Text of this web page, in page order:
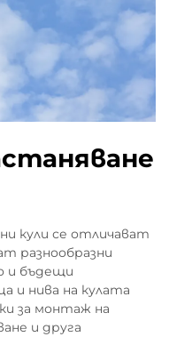
кули се отличават
разнообразни
и бъдещи
и нива на кулата
за монтаж на
и друга